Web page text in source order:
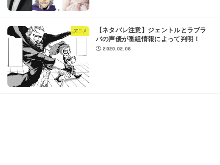
アニメ
【ネタバレ注意】ジェントルとラブラ
バの声優が番組情報によって判明！
2020.02.08